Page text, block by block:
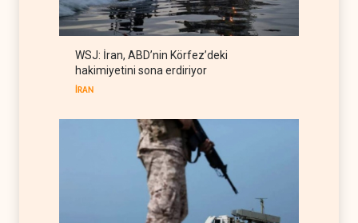
kaynaklarını tüketiyor
BATI YARIM KÜRE 08 Ağustos 2026
Hürmüz Boğazı denetimini
doğrudan İran ve Umman'a
WSJ: İran, ABD’nin Körfez’deki
hakimiyetini sona erdiriyor
İRAN